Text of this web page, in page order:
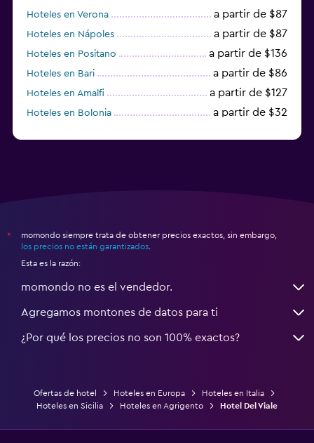
Hoteles en Verona a partir de $87
Hoteles en Nápoles a partir de $87
Hoteles en Positano a partir de $136
Hoteles en Bari a partir de $86
Hoteles en Amalfi a partir de $127
Hoteles en Bolonia a partir de $32
*
momondo siempre trata de obtener precios exactos, sin embargo,
los precios no están garantizados
Esta es la razón:
momondo no es el vendedor.
Agregamos montones de datos para ti
¿Por qué los precios no son 100% exactos?
Ofertas de hotel Hoteles en Europa
Hoteles en Italia
Hoteles en Sicilia
Hoteles en Agrigento Hotel Del Viale